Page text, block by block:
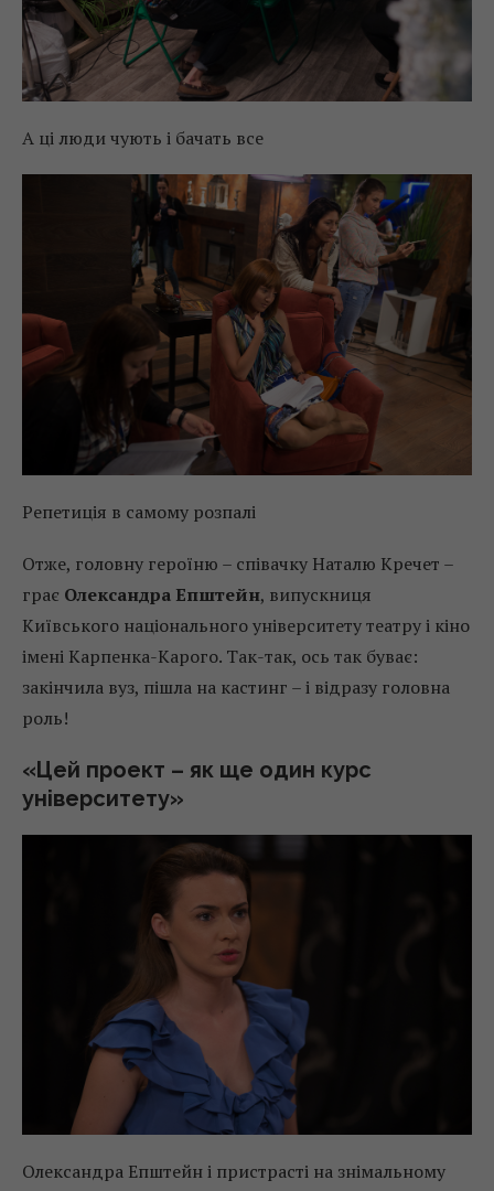
А ці люди чують і бачать все
Репетиція в самому розпалі
Отже, головну героїню – співачку Наталю Кречет –
грає Олександра Епштейн, випускниця
Київського національного університету театру і кіно
імені Карпенка-Карого. Так-так, ось так буває:
закінчила вуз, пішла на кастинг – і відразу головна
роль!
«Цей проект – як ще один курс
університету»
Олександра Епштейн і пристрасті на знімальному